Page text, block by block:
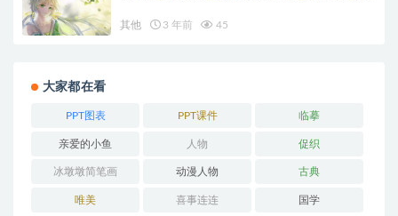
其他 3 年前 45
大家都在看
PPT图表 PPT课件 临摹
亲爱的小鱼 人物 促织
冰墩墩简笔画 动漫人物 古典
唯美 喜事连连 国学